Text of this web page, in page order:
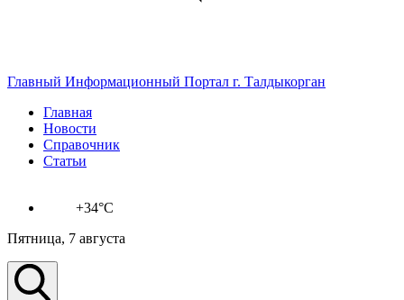
Главный Информационный Портал г. Талдыкорган
Главная
Новости
Справочник
Статьи
+34°C
Пятница, 7 августа